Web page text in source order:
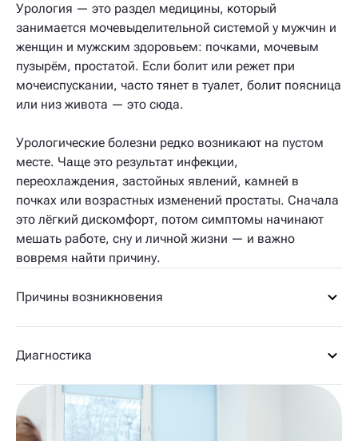
Урология — это раздел медицины, который
занимается мочевыделительной системой у мужчин и
женщин и мужским здоровьем: почками, мочевым
пузырём, простатой. Если болит или режет при
мочеиспускании, часто тянет в туалет, болит поясница
или низ живота — это сюда.
Урологические болезни редко возникают на пустом
месте. Чаще это результат инфекции,
переохлаждения, застойных явлений, камней в
почках или возрастных изменений простаты. Сначала
это лёгкий дискомфорт, потом симптомы начинают
мешать работе, сну и личной жизни — и важно
вовремя найти причину.
Причины возникновения
Диагностика